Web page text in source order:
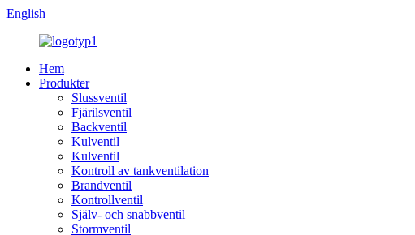
English
Hem
Produkter
Slussventil
Fjärilsventil
Backventil
Kulventil
Kulventil
Kontroll av tankventilation
Brandventil
Kontrollventil
Själv- och snabbventil
Stormventil